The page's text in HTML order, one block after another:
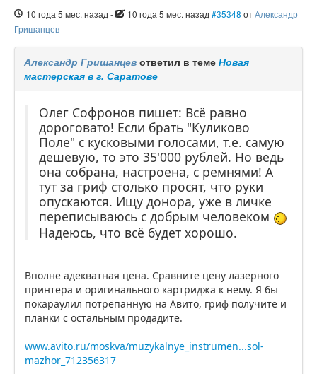
10 года 5 мес. назад - 10 года 5 мес. назад #35348 отАлександр
Гришанцев
Александр Гришанцев ответил в теме Новая
мастерская в г. Саратове
Олег Софронов пишет: Всё равно
дороговато! Если брать "Куликово
Поле" с кусковыми голосами, т.е. самую
дешёвую, то это 35'000 рублей. Но ведь
она собрана, настроена, с ремнями! А
тут за гриф столько просят, что руки
опускаются. Ищу донора, уже в личке
переписываюсь с добрым человеком
Надеюсь, что всё будет хорошо.
Вполне адекватная цена. Сравните цену лазерного
принтера и оригинального картриджа к нему. Я бы
покараулил потрёпанную на Авито, гриф получите и
планки с остальным продадите.
www.avito.ru/moskva/muzykalnye_instrumen...sol-
mazhor_712356317